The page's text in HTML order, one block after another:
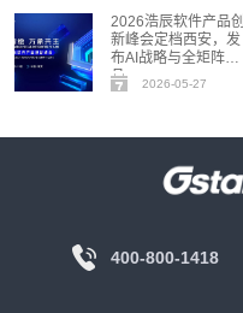
2026浩辰软件产品创
新峰会定档西安，发
布AI战略与全矩阵新
品
2026-05-27
400-800-1418